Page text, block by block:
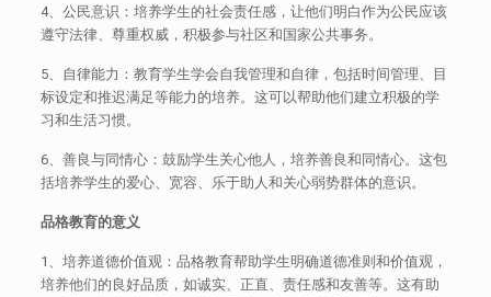
4、公民意识：培养学生的社会责任感，让他们明白作为公民应该
遵守法律、尊重权威，积极参与社区和国家公共事务。
5、自律能力：教育学生学会自我管理和自律，包括时间管理、目
标设定和推迟满足等能力的培养。这可以帮助他们建立积极的学
习和生活习惯。
6、善良与同情心：鼓励学生关心他人，培养善良和同情心。这包
括培养学生的爱心、宽容、乐于助人和关心弱势群体的意识。
品格教育的意义
1、培养道德价值观：品格教育帮助学生明确道德准则和价值观，
培养他们的良好品质，如诚实、正直、责任感和友善等。这有助